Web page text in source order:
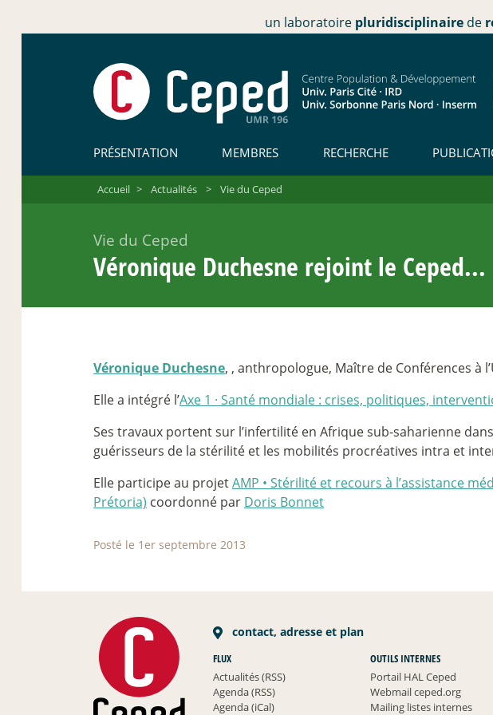
un laboratoire pluridisciplinaire de
PRÉSENTATION MEMBRES RECHERCHE
Accueil > Actualités > Vie du Ceped
Vie du Ceped
Véronique Duchesne rejoint le Ceped...
Véronique Duchesne, , anthropologue, Maître de Conférences à
Elle a intégré l’Axe 1 · Santé mondiale : crises, politiques,
Ses travaux portent sur l’infertilité en Afrique sub-saharienne
guérisseurs de la stérilité et les mobilités procréatives intra et
Elle participe au projetAMP • Stérilité et recours à l’assistance
Prétoria) coordonné par Doris Bonnet
Posté le 1er septembre 2013
contact, adresse et plan
FLUX
Actualités (RSS)
Agenda (RSS)
Agenda (iCal)
OUTILS INTERNES
Portail HAL Ceped
Webmail ceped.org
Mailing listes internes